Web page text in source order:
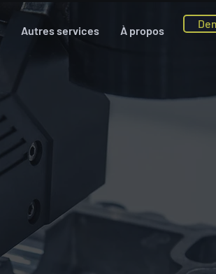
Autres services À propos
Si vous avez
pour la
pièces ou